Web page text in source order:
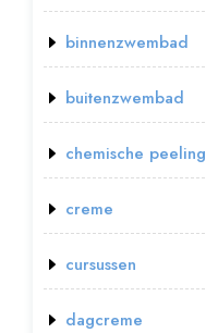
binnenzwembad
buitenzwembad
chemische peeling
creme
cursussen
dagcreme